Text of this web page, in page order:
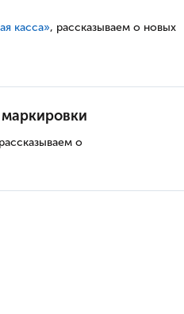
касса», рассказываем о новых
о